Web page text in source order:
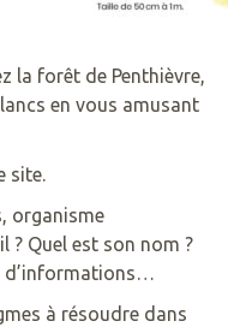
la forêt de Penthièvre,
en vous amusant
site.
organisme
? Quel est son nom ?
d’informations…
à résoudre dans